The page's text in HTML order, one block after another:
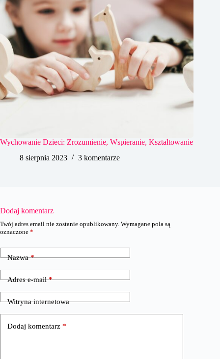
Wychowanie Dzieci: Zrozumienie, Wspieranie, Kształtowanie
8 sierpnia 2023
3 komentarze
Dodaj komentarz
Twój adres email nie zostanie opublikowany. Wymagane pola są
oznaczone *
Nazwa*
Adres e-mail*
Witryna internetowa
Dodaj komentarz *